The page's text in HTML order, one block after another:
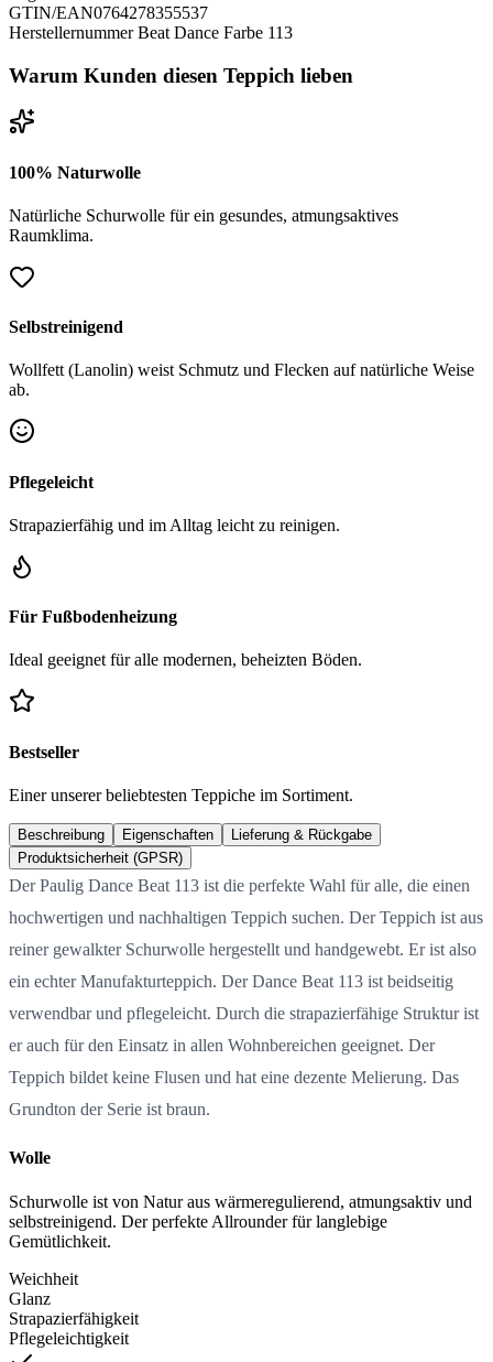
GTIN/EAN0764278355537
HerstellernummerBeat Dance Farbe 113
Warum Kunden diesen Teppich lieben
100% Naturwolle
Natürliche Schurwolle für ein gesundes, atmungsaktives
Raumklima.
Selbstreinigend
Wollfett (Lanolin) weist Schmutz und Flecken auf natürliche Weise
ab.
Pflegeleicht
Strapazierfähig und im Alltag leicht zu reinigen.
Für Fußbodenheizung
Ideal geeignet für alle modernen, beheizten Böden.
Bestseller
Einer unserer beliebtesten Teppiche im Sortiment.
Beschreibung Eigenschaften
Lieferung & Rückgabe
Produktsicherheit (GPSR)
Der Paulig Dance Beat 113 ist die perfekte Wahl für alle, die einen
hochwertigen und nachhaltigen Teppich suchen. Der Teppich ist aus
reiner gewalkter Schurwolle hergestellt und handgewebt. Er ist also
ein echter Manufakturteppich. Der Dance Beat 113 ist beidseitig
verwendbar und pflegeleicht. Durch die strapazierfähige Struktur ist
er auch für den Einsatz in allen Wohnbereichen geeignet. Der
Teppich bildet keine Flusen und hat eine dezente Melierung. Das
Grundton der Serie ist braun.
Wolle
Schurwolle ist von Natur aus wärmeregulierend, atmungsaktiv und
selbstreinigend. Der perfekte Allrounder für langlebige
Gemütlichkeit.
Weichheit
Glanz
Strapazierfähigkeit
Pflegeleichtigkeit